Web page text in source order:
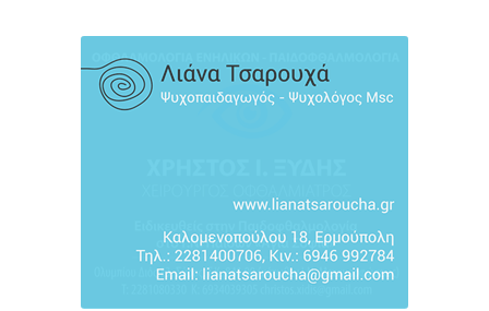
6 ώρες 2 λεπτά πρίν
Έγγραφη πρόταση για τη σύσταση και
λειτουργεία της Τουριστικής Επιτροπής